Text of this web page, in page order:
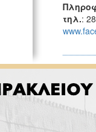
τηλ.: